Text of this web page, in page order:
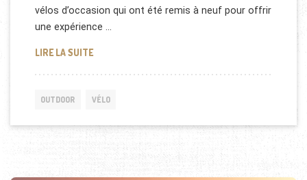
vélos d’occasion qui ont été remis à neuf pour offrir
une expérience …
LIRE LA SUITEVÉLO RECONDITIONNÉ : UNE ALTERNATIVE
OUTDOOR VÉLO